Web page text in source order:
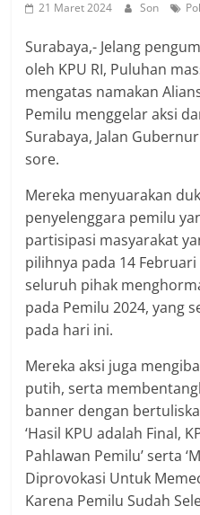
21 Maret 2024 Son
Surabaya,- Jelang
oleh KPU RI, Puluhan
mengatas namakan
Pemilu menggelar aksi
Surabaya, Jalan
sore.
Mereka menyuarakan
penyelenggara pemilu
partisipasi masyarakat
pilihnya pada 14
seluruh pihak
pada Pemilu 2024, yang
pada hari ini.
Mereka aksi juga
putih, serta
banner dengan
‘Hasil KPU adalah Final,
Pahlawan Pemilu’ serta
Diprovokasi Untuk
Karena Pemilu Sudah